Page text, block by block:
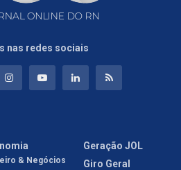
nas redes sociais
& Negócios
Geração JOL
Giro Geral